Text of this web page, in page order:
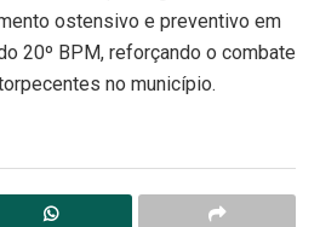
ostensivo e preventivo em
20º BPM, reforçando o combate
no município.